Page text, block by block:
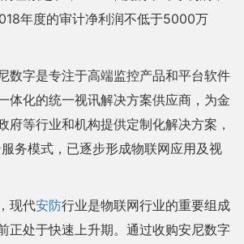
年度的审计净利润不低于5000万
数字是专注于高端监控产品和平台软件
体化的统一视讯解决方案供应商，为金
府等行业和机构提供定制化解决方案，
务模式，已逐步形成物联网应用及视
现代安防行业是物联网行业的重要组成
正处于快速上升期。通过收购安尼数字